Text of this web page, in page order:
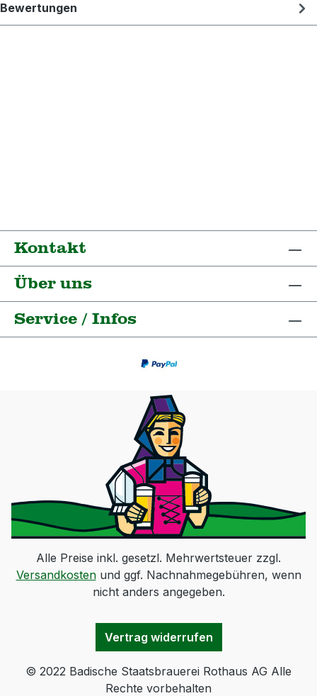
Bewertungen
Kontakt
Über uns
Service / Infos
Alle Preise inkl. gesetzl. Mehrwertsteuer zzgl.
Versandkostenund ggf. Nachnahmegebühren, wenn
nicht anders angegeben.
Vertrag widerrufen
© 2022 Badische Staatsbrauerei Rothaus AG Alle
Rechte vorbehalten